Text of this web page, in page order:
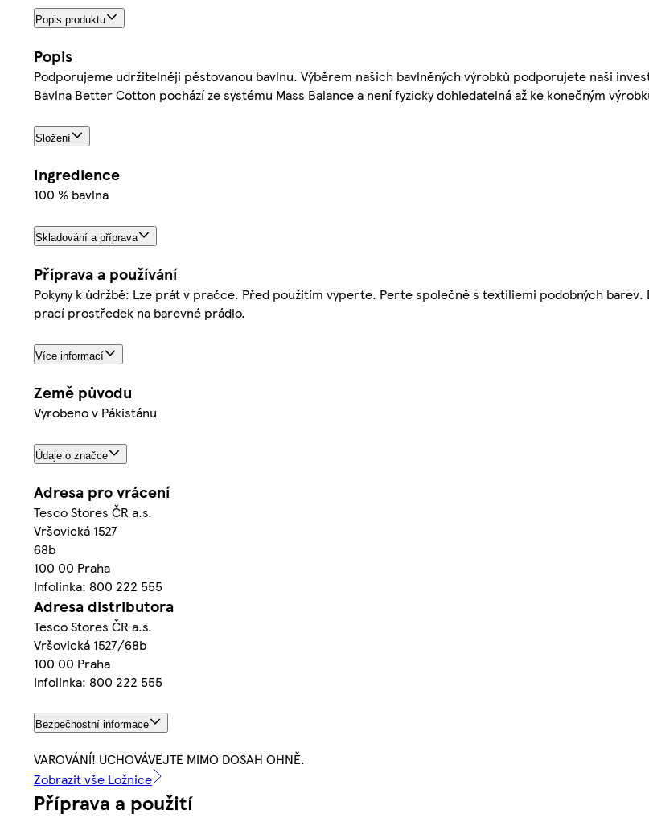
Popis produktu
Popis
Podporujeme udržitelněji pěstovanou bavlnu. Výběrem našich bavlněných výrobků podporujete naši
Bavlna Better Cotton pochází ze systému Mass Balance a není fyzicky dohledatelná až ke konečným
Složení
Ingredience
100 % bavlna
Skladování a příprava
Příprava a používání
Pokyny k údržbě: Lze prát v pračce. Před použitím vyperte. Perte společně s textiliemi podobných
prací prostředek na barevné prádlo.
Více informací
Země původu
Vyrobeno v Pákistánu
Údaje o značce
Adresa pro vrácení
Tesco Stores ČR a.s.
Vršovická 1527
68b
100 00 Praha
Infolinka: 800 222 555
Adresa distributora
Tesco Stores ČR a.s.
Vršovická 1527/68b
100 00 Praha
Infolinka: 800 222 555
Bezpečnostní informace
VAROVÁNÍ! UCHOVÁVEJTE MIMO DOSAH OHNĚ.
Zobrazit vše Ložnice
Příprava a použití